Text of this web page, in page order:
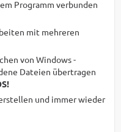
Programm verbunden
mit mehreren
von Windows -
Dateien übertragen
und immer wieder